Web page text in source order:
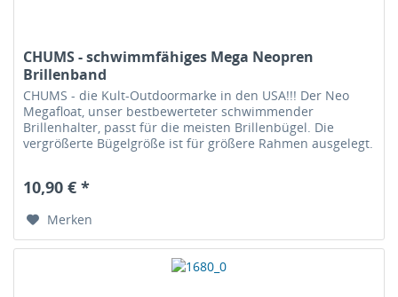
CHUMS - schwimmfähiges Mega Neopren
Brillenband
CHUMS - die Kult-Outdoormarke in den USA!!! Der Neo
Megafloat, unser bestbewerteter schwimmender
Brillenhalter, passt für die meisten Brillenbügel. Die
vergrößerte Bügelgröße ist für größere Rahmen ausgelegt.
10,90 € *
Merken